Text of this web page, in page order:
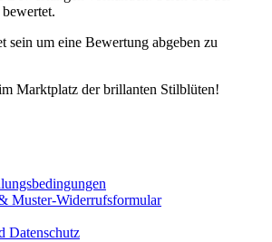
sein um eine Bewertung abgeben zu
Marktplatz der brillanten Stilblüten!
Muster-Widerrufsformular
Datenschutz